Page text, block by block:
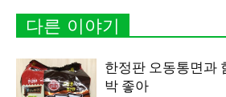
다른 이야기
한정판 오동통면과
박 좋아